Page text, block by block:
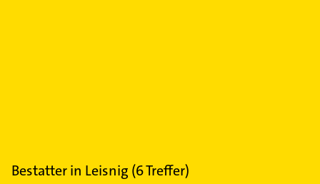
Bestatterin Leisnig (6Treffer)